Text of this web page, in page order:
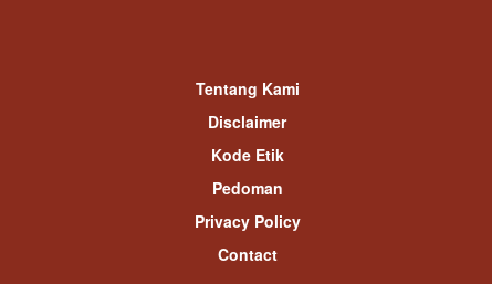
Tentang Kami
Disclaimer
Kode Etik
Pedoman
Privacy Policy
Contact